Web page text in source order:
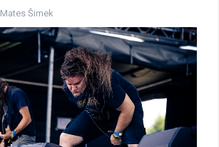
Mates Šimek